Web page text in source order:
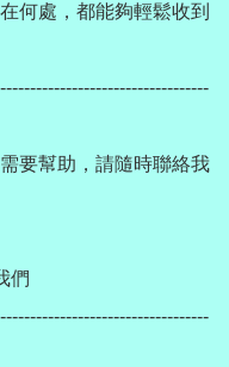
何處，都能夠輕鬆收到
要幫助，請隨時聯絡我
們